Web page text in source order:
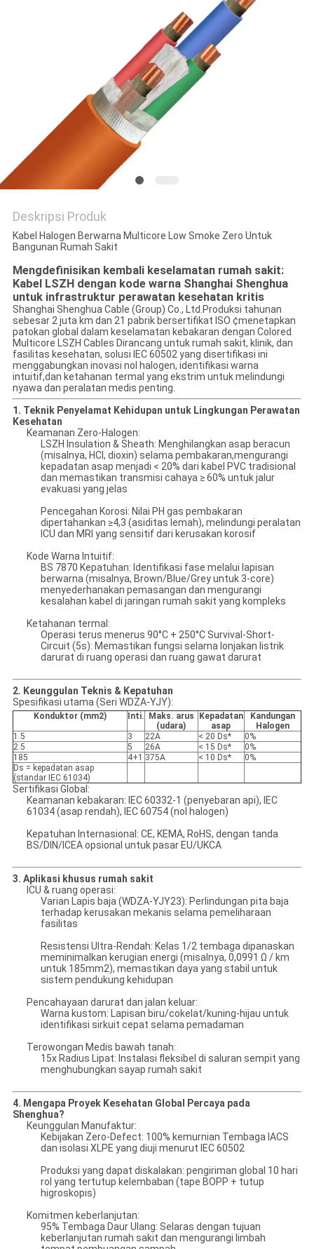
SITEMAP
KEBIJAKAN
PRIVASI
Deskripsi Produk
Kabel Halogen Berwarna Multicore Low Smoke Zero Untuk
Bangunan Rumah Sakit
Mengdefinisikan kembali keselamatan rumah sakit:
Kabel LSZH dengan kode warna Shanghai Shenghua
untuk infrastruktur perawatan kesehatan kritis
Shanghai Shenghua Cable (Group) Co., Ltd.Produksi tahunan
sebesar 2 juta km dan 21 pabrik bersertifikat ISO ¢menetapkan
patokan global dalam keselamatan kebakaran dengan Colored
Multicore LSZH Cables Dirancang untuk rumah sakit, klinik, dan
fasilitas kesehatan, solusi IEC 60502 yang disertifikasi ini
menggabungkan inovasi nol halogen, identifikasi warna
intuitif,dan ketahanan termal yang ekstrim untuk melindungi
nyawa dan peralatan medis penting.
1. Teknik Penyelamat Kehidupan untuk Lingkungan Perawatan
Kesehatan
Keamanan Zero-Halogen:
LSZH Insulation & Sheath: Menghilangkan asap beracun
(misalnya, HCl, dioxin) selama pembakaran,mengurangi
kepadatan asap menjadi < 20% dari kabel PVC tradisional
dan memastikan transmisi cahaya ≥ 60% untuk jalur
evakuasi yang jelas
Pencegahan Korosi: Nilai PH gas pembakaran
dipertahankan ≥4,3 (asiditas lemah), melindungi peralatan
ICU dan MRI yang sensitif dari kerusakan korosif
Kode Warna Intuitif:
BS 7870 Kepatuhan: Identifikasi fase melalui lapisan
berwarna (misalnya, Brown/Blue/Grey untuk 3-core)
menyederhanakan pemasangan dan mengurangi
kesalahan kabel di jaringan rumah sakit yang kompleks
Ketahanan termal:
Operasi terus menerus 90°C + 250°C Survival-Short-
Circuit (5s): Memastikan fungsi selama lonjakan listrik
darurat di ruang operasi dan ruang gawat darurat
2. Keunggulan Teknis & Kepatuhan
Spesifikasi utama (Seri WDZA-YJY):
Konduktor (mm2) Inti.
Maks. arus
(udara)
Kepadatan
asap
Kandungan
Halogen
1.5
3 22A < 20 Ds*
0%
2.5
5 26A < 15 Ds*
0%
185
4+1 375A < 10 Ds*
0%
Ds = kepadatan asap
(standar IEC 61034)
Sertifikasi Global:
Keamanan kebakaran: IEC 60332-1 (penyebaran api), IEC
61034 (asap rendah), IEC 60754 (nol halogen)
Kepatuhan Internasional: CE, KEMA, RoHS, dengan tanda
BS/DIN/ICEA opsional untuk pasar EU/UKCA
3. Aplikasi khusus rumah sakit
ICU & ruang operasi:
Varian Lapis baja (WDZA-YJY23): Perlindungan pita baja
terhadap kerusakan mekanis selama pemeliharaan
fasilitas
Resistensi Ultra-Rendah: Kelas 1/2 tembaga dipanaskan
meminimalkan kerugian energi (misalnya, 0,0991 Ω / km
untuk 185mm2), memastikan daya yang stabil untuk
sistem pendukung kehidupan
Pencahayaan darurat dan jalan keluar:
Warna kustom: Lapisan biru/cokelat/kuning-hijau untuk
identifikasi sirkuit cepat selama pemadaman
Terowongan Medis bawah tanah:
15x Radius Lipat: Instalasi fleksibel di saluran sempit yang
menghubungkan sayap rumah sakit
4. Mengapa Proyek Kesehatan Global Percaya pada
Shenghua?
Keunggulan Manufaktur:
Kebijakan Zero-Defect: 100% kemurnian Tembaga IACS
dan isolasi XLPE yang diuji menurut IEC 60502
Produksi yang dapat diskalakan: pengiriman global 10 hari
rol yang tertutup kelembaban (tape BOPP + tutup
higroskopis)
Komitmen keberlanjutan:
95% Tembaga Daur Ulang: Selaras dengan tujuan
keberlanjutan rumah sakit dan mengurangi limbah